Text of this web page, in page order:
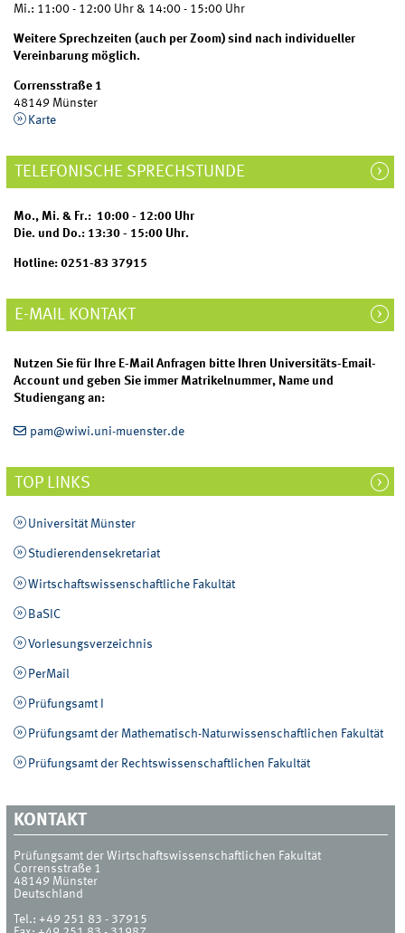
Mi.: 11:00 - 12:00 Uhr & 14:00 - 15:00 Uhr
Weitere Sprechzeiten (auch per Zoom) sind nach individueller
Vereinbarung möglich.
Corrensstraße 1
48149 Münster
Karte
TELEFONISCHE SPRECHSTUNDE
Mo., Mi. & Fr.: 10:00 - 12:00 Uhr
Die. und Do.: 13:30 - 15:00 Uhr.
Hotline: 0251-83 37915
E-MAIL KONTAKT
Nutzen Sie für Ihre E-Mail Anfragen bitte Ihren Universitäts-Email-
Account und geben Sie immer Matrikelnummer, Name und
Studiengang an:
pam@wiwi.uni-muenster.de
TOP LINKS
Universität Münster
Studierendensekretariat
Wirtschaftswissenschaftliche Fakultät
BaSIC
Vorlesungsverzeichnis
PerMail
Prüfungsamt I
Prüfungsamt der Mathematisch-Naturwissenschaftlichen Fakultät
Prüfungsamt der Rechtswissenschaftlichen Fakultät
KONTAKT
Prüfungsamt der Wirtschaftswissenschaftlichen Fakultät
Corrensstraße 1
48149 Münster
Deutschland
Tel.:+49 251 83 - 37915